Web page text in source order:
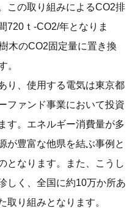
この取り組みによるCO2排
720ｔ-CO2/年となりま
木のCO2固定量に置き換
。
り、使用する電気は東京都
ファンド事業において投資
す。エネルギー消費量が多
が豊富な他県を結ぶ事例と
となります。また、こうし
しく、全国に約10万か所あ
取り組みとなります。